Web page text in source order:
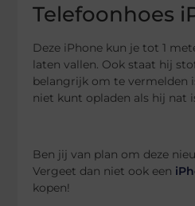
Telefoonhoes
Deze iPhone kun je tot 1
laten vallen. Ook staat hij
belangrijk om te vermelden
niet kunt opladen als hij nat
Ben jij van plan om deze
Vergeet dan niet ook een
kopen!